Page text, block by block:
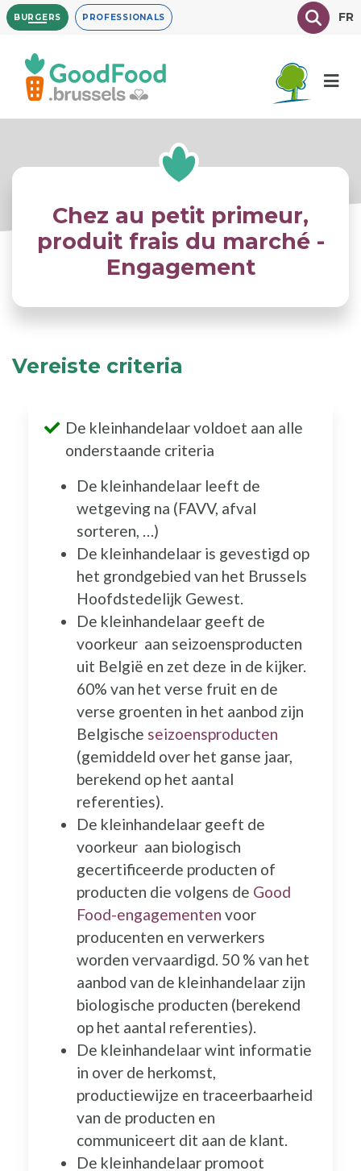
Overslaan
en
inhoud
gaan
BURGERS PROFESSIONALS TexteFR
Chez au petit primeur,
produit frais du marché -
Engagement
Vereiste criteria
De kleinhandelaar voldoet aan alle
onderstaande criteria
De kleinhandelaar leeft de
wetgeving na (FAVV, afval
sorteren, …)
De kleinhandelaar is gevestigd op
het grondgebied van het Brussels
Hoofdstedelijk Gewest.
De kleinhandelaar geeft de
voorkeur aan seizoensproducten
uit België en zet deze in de kijker.
60% van het verse fruit en de
verse groenten in het aanbod zijn
Belgische seizoensproducten
(gemiddeld over het ganse jaar,
berekend op het aantal
referenties).
De kleinhandelaar geeft de
voorkeur aan biologisch
gecertificeerde producten of
producten die volgens de Good
Food-engagementen voor
producenten en verwerkers
worden vervaardigd. 50 % van het
aanbod van de kleinhandelaar zijn
biologische producten (berekend
op het aantal referenties).
De kleinhandelaar wint informatie
in over de herkomst,
productiewijze en traceerbaarheid
van de producten en
communiceert dit aan de klant.
De kleinhandelaar promoot